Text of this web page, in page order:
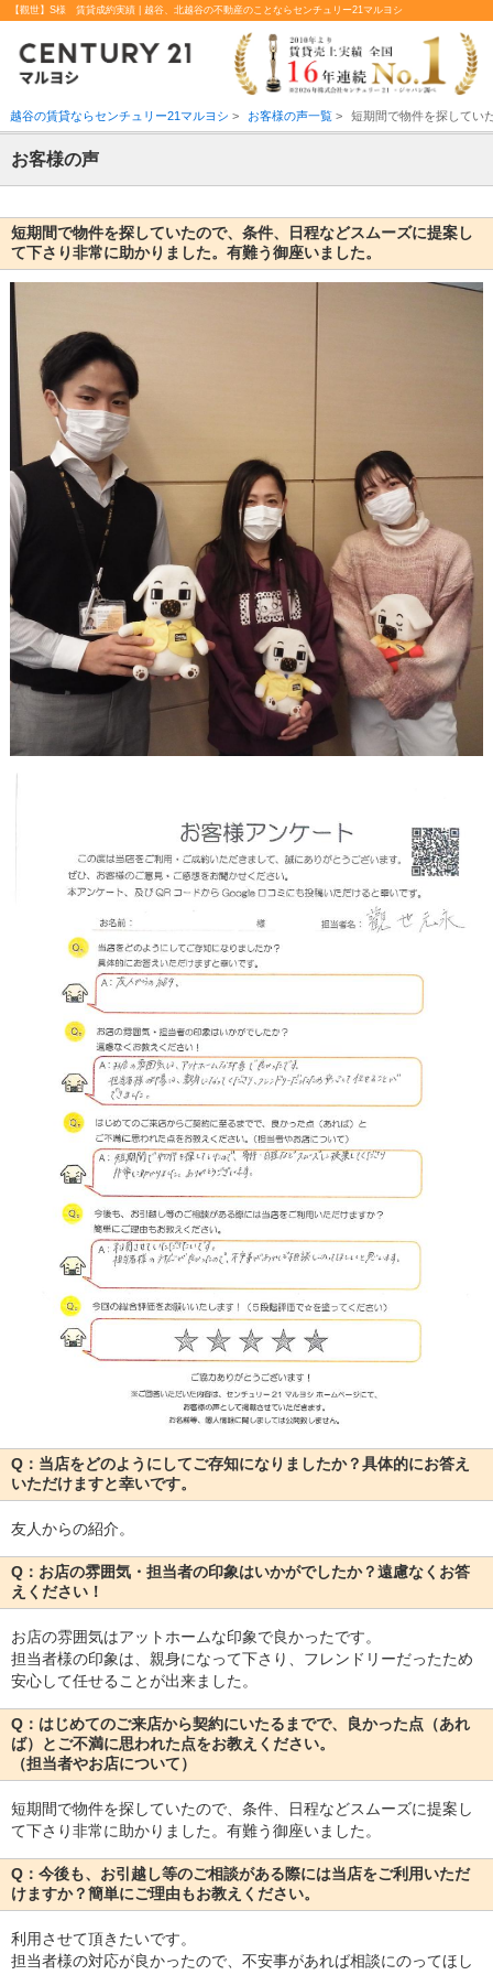
【觀世】S様 賃貸成約実績 | 越谷、北越谷の不動産のことならセンチュリー21マルヨシ
越谷の賃貸ならセンチュリー21マルヨシ > お客様の声一覧> 短期間で物件を探してい
お客様の声
短期間で物件を探していたので、条件、日程などスムーズに提案し
て下さり非常に助かりました。有難う御座いました。
Q：当店をどのようにしてご存知になりましたか？具体的にお答え
いただけますと幸いです。
友人からの紹介。
Q：お店の雰囲気・担当者の印象はいかがでしたか？遠慮なくお答
えください！
お店の雰囲気はアットホームな印象で良かったです。
担当者様の印象は、親身になって下さり、フレンドリーだったため
安心して任せることが出来ました。
Q：はじめてのご来店から契約にいたるまでで、良かった点（あれ
ば）とご不満に思われた点をお教えください。
（担当者やお店について）
短期間で物件を探していたので、条件、日程などスムーズに提案し
て下さり非常に助かりました。有難う御座いました。
Q：今後も、お引越し等のご相談がある際には当店をご利用いただ
けますか？簡単にご理由もお教えください。
利用させて頂きたいです。
担当者様の対応が良かったので、不安事があれば相談にのってほし